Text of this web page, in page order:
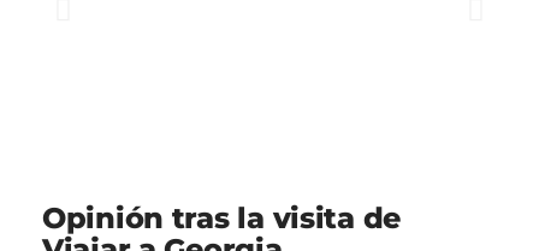
Opinión tras la visita de